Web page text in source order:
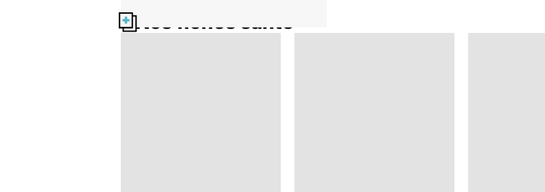
Nos fiches santé